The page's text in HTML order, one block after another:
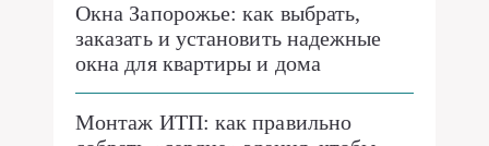
Окна Запорожье: как выбрать,
заказать и установить надежные
окна для квартиры и дома
Монтаж ИТП: как правильно